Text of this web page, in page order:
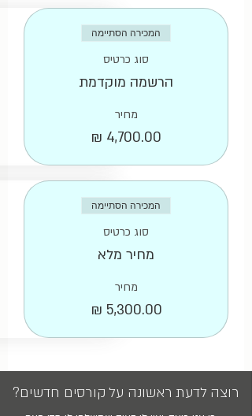
המכירה הסתיימה
סוג כרטיס
הרשמה מוקדמת
מחיר
המכירה הסתיימה
סוג כרטיס
מחיר מלא
מחיר
רוצה לדעת ראשונה על קורסים חדשים?